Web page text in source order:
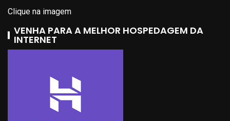
Clique na imagem
VENHA PARA A MELHOR HOSPEDAGEM DA
INTERNET